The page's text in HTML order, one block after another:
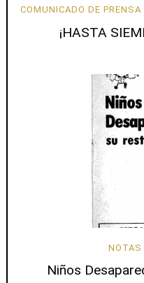
COMUNICADO DE PRENSA
¡HASTA
NOTAS
Niños